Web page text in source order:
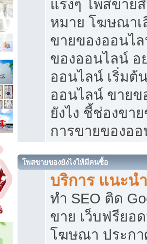
แรงๆ โพสขาย
หมาย โฆษณาเ
ขายของออนไ
ของออนไลน์ อ
ออนไลน์ เริ่มต้
ออนไลน์ ขายข
ยังไง ชี้ช่องขา
การขายของอ
โพสขายของยังไงให้มีคนซื้อ
บริการ แนะน
ทำ SEO ติด
ขาย เว็บฟรียอ
โฆษณา ประกา